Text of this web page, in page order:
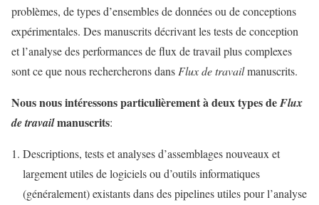
problèmes, de types d’ensembles de données ou de conceptions
expérimentales. Des manuscrits décrivant les tests de conception
et l’analyse des performances de flux de travail plus complexes
sont ce que nous rechercherons dans Flux de travailmanuscrits.
Nous nous intéressons particulièrement à deux types deFlux
de travailmanuscrits:
Descriptions, tests et analyses d’assemblages nouveaux et
largement utiles de logiciels ou d’outils informatiques
(généralement) existants dans des pipelines utiles pour l’analyse